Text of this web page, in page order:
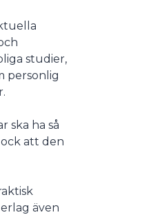
studier,
personlig
ska ha så
att den
även